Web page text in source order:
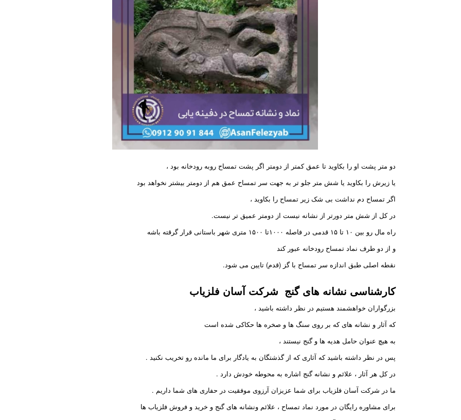
دو متر پشت او را بکاوید تا عمق کمتر از دومتر اگر پشت تمساح روبه رودخانه بود ،
یا زیرش را بکاوید یا شش متر جلو تر به جهت سر تمساح عمق هم از دومتر بیشتر نخواهد بود
اگر تمساح دم نداشت بی شک زیر تمساح را بکاوید ،
در کل از شش متر دورتر از نشانه نیست از دومتر عمیق تر نیست.
راه مال رو بین ۱۰ تا ۱۵ قدمی در فاصله ۱۰۰۰تا ۱۵۰۰ متری شهر باستانی قرار گرقته باشه
و از دو طرف نماد تمساح رودخانه عبور کند
نقطه اصلی طبق اندازه سر تمساح با گز (قدم) تایین می شود.
کارشناسی نشانه های گنج شرکتآسان فلزیاب
بزرگواران خواهشمند هستیم در نظر داشته باشید ،
که آثار و نشانه های که بر روی سنگ ها و صخره ها حکاکی شده است
به هیچ عنوان حامل هدیه ها و گنج نیستند ،
پس در نظر داشته باشید که آثاری که از گذشتگان به یادگار برای ما مانده رو تخریب نکنید .
در کل هر آثار ، علائم و نشانه گنج اشاره به محوطه خودش دارد .
ما در شرکت آسان فلزیاب برای شما عزیزان آرزوی موفقیت در حفاری های شما داریم .
برای مشاوره رایگان در مورد نماد تمساح ، علائم ونشانه های گنج و خرید و فروش فلزیاب ها